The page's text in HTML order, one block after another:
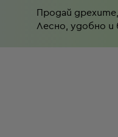
Продай
Лесно, удобно и